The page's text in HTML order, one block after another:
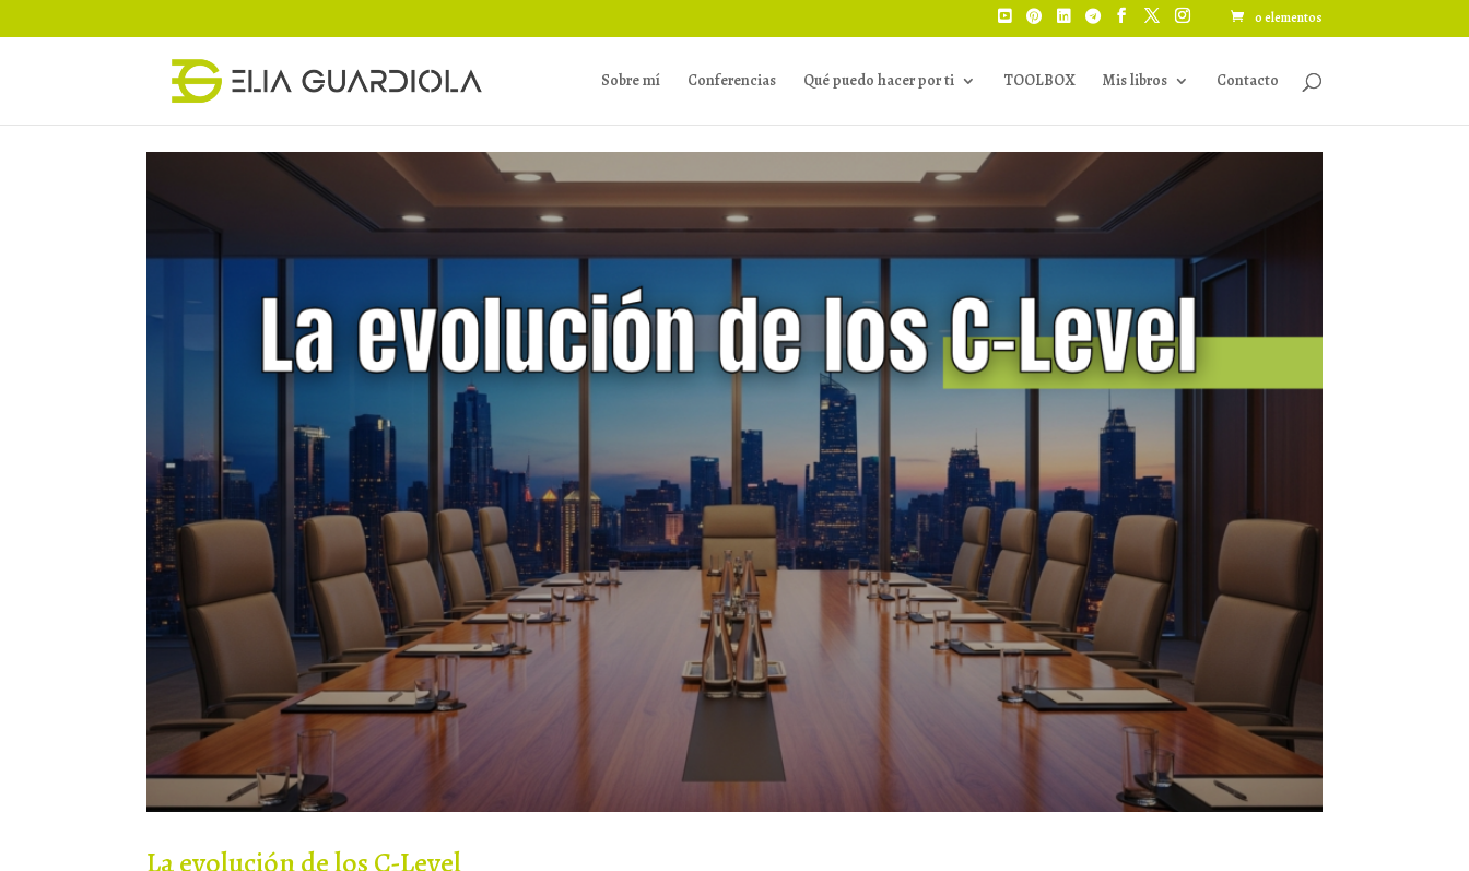
0 elementos
Sobre mí Conferencias Qué puedo hacer por ti TOOLBOX Mis libros Contacto
La evolución de los C-Level